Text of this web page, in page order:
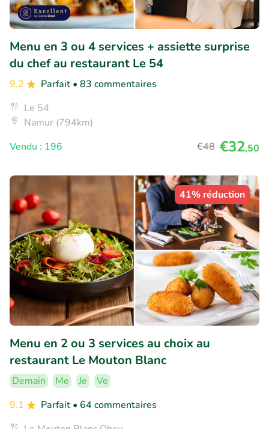
Menu en 3 ou 4 services + assiette surprise
du chef au restaurant Le 54
9.2 Parfait • 83 commentaires
Le 54
Namur (794km)
Vendu : 196
€48 €32,50
41% réduction
Menu en 2 ou 3 services au choix au
restaurant Le Mouton Blanc
Demain Me Je
Ve
9.1
Parfait • 64 commentaires